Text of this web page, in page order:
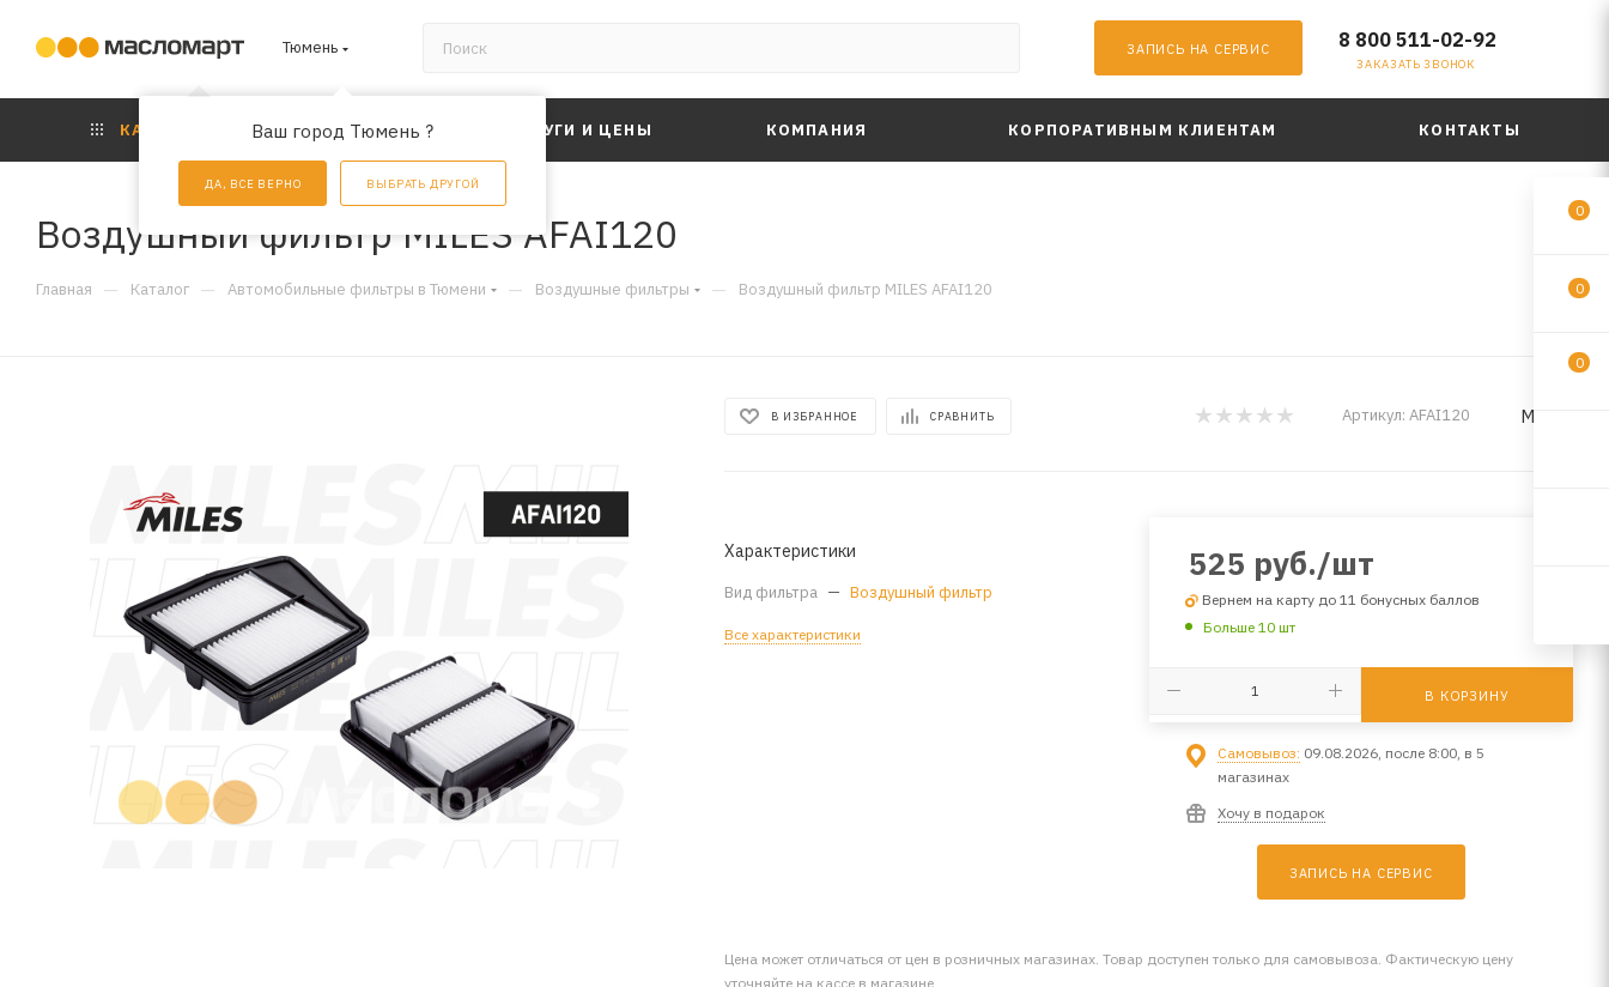
Тюмень
Ваш город Тюмень ?
ДА, ВСЕ ВЕРНО ВЫБРАТЬ ДРУГОЙ
ЗАПИСЬ НА СЕРВИС 8 800 511-02-92
ЗАКАЗАТЬ ЗВОНОК
КАТАЛОГ АКЦИИ УСЛУГИ И ЦЕНЫ КОМПАНИЯ КОРПОРАТИВНЫМ КЛИЕНТАМ КОНТАКТЫ
Воздушный фильтр MILES AFAI120
Главная — Каталог — Автомобильные фильтры в Тюмени — Воздушные фильтры — Воздушный фильтр MILES AFAI120
В ИЗБРАННОЕ СРАВНИТЬ Артикул: AFAI120 MILES
Характеристики
Вид фильтра — Воздушный фильтр
Все характеристики
525 руб./шт
Вернем на карту до 11 бонусных баллов
Больше 10 шт
В КОРЗИНУ
Самовывоз: 09.08.2026, после 8:00, в 5
магазинах
Хочу в подарок
ЗАПИСЬ НА СЕРВИС
Цена может отличаться от цен в розничных магазинах. Товар доступен только для самовывоза. Фактическую цену
уточняйте на кассе в магазине
0
0
0